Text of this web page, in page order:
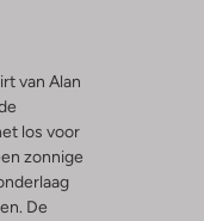
van Alan
los voor
zonnige
De